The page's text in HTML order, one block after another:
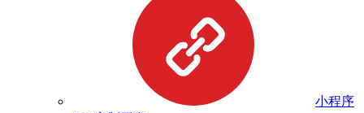
小程序